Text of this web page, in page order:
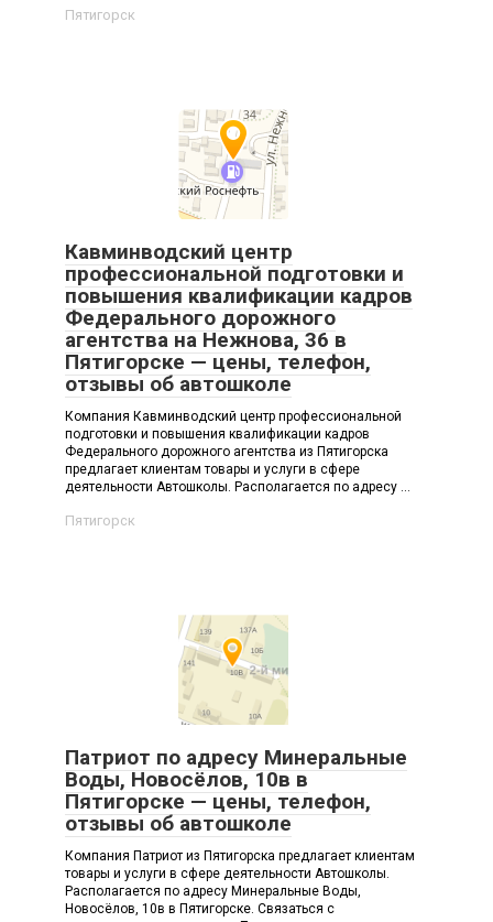
Пятигорск
Кавминводский центр
профессиональной подготовки и
повышения квалификации кадров
Федерального дорожного
агентства на Нежнова, 36 в
Пятигорске — цены, телефон,
отзывы об автошколе
Компания Кавминводский центр профессиональной
подготовки и повышения квалификации кадров
Федерального дорожного агентства из Пятигорска
предлагает клиентам товары и услуги в сфере
деятельности Автошколы. Располагается по адресу ...
Пятигорск
Патриот по адресу Минеральные
Воды, Новосёлов, 10в в
Пятигорске — цены, телефон,
отзывы об автошколе
Компания Патриот из Пятигорска предлагает клиентам
товары и услуги в сфере деятельности Автошколы.
Располагается по адресу Минеральные Воды,
Новосёлов, 10в в Пятигорске. Связаться с